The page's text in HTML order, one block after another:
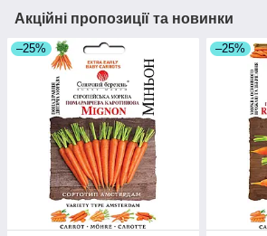
Акційні пропозиції та новинки
–25% –25%